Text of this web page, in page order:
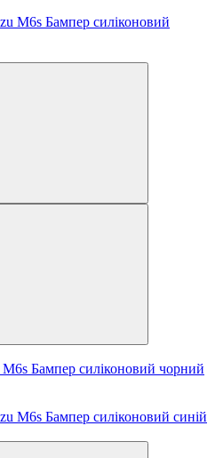
Бампер силіконовий чорний